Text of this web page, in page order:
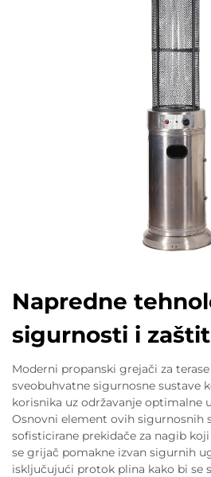
Napredne
sigurnosti i
Moderni propanski grejači za
sveobuhvatne sigurnosne sustave
korisnika uz održavanje optimalne
Osnovni element ovih sigurnosnih
sofisticirane prekidače za nagib
se grijač pomakne izvan sigurnih
isključujući protok plina kako bi se